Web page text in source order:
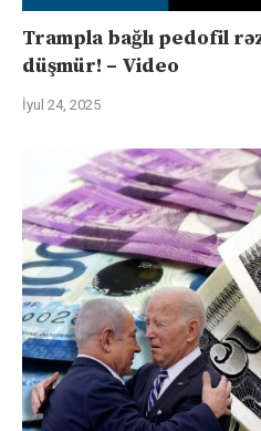
Trampla bağlı pedofil
düşmür! – Video
İyul 24, 2025